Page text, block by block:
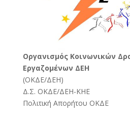
Oργανισμός Κοινωνικών
Εργαζομένων ΔΕΗ
(ΟΚΔΕ/ΔΕΗ)
Δ.Σ. ΟΚΔΕ/ΔΕΗ-ΚΗΕ
Πολιτική Απορήτου ΟΚΔΕ